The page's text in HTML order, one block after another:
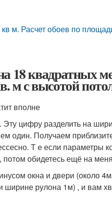
м. Расчет обоев по
18 квадратных
м с высотой
вполне
цифру разделить на
один. Получаем
Т е если параметры
потом обидетесь ещё на
окна и двери (около
ширине рулона 1м) , и вам